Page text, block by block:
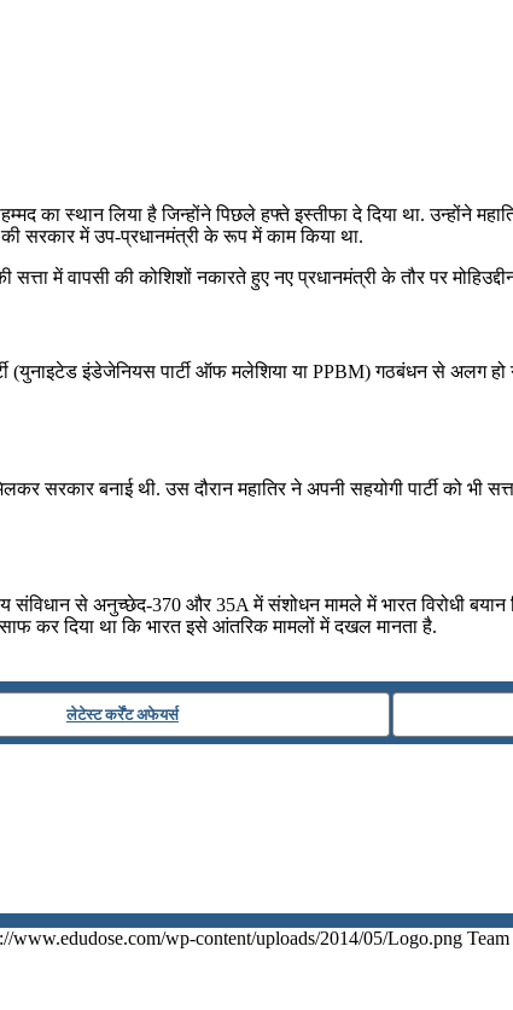
का स्थान लिया है जिन्होंने पिछले हफ्ते इस्तीफा दे दिया था. उन्होंने
की सरकार में उप-प्रधानमंत्री के रूप में काम किया था.
में वापसी की कोशिशों नकारते हुए नए प्रधानमंत्री के तौर पर
(युनाइटेड इंडेजेनियस पार्टी ऑफ मलेशिया या PPBM) गठबंधन से अलग हो
बनाई थी. उस दौरान महातिर ने अपनी सहयोगी पार्टी को भी
संविधान से अनुच्छेद-370 और 35A में संशोधन मामले में भारत विरोधी बयान
कर दिया था कि भारत इसे आंतरिक मामलों में दखल मानता है.
लेटेस्ट कर्रेंट अफेयर्स
www.edudose.com/wp-content/uploads/2014/05/Logo.png